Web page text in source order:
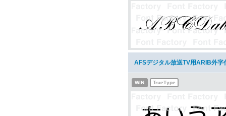
AFSデジタル放送TV用ARIB外
WIN TrueType